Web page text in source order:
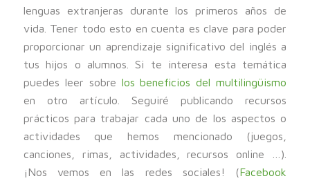
lenguas extranjeras durante los primeros años de
vida. Tener todo esto en cuenta es clave para poder
proporcionar un aprendizaje significativo del inglés a
tus hijos o alumnos. Si te interesa esta temática
puedes leer sobre los beneficios del multilingüismo
en otro artículo. Seguiré publicando recursos
prácticos para trabajar cada uno de los aspectos o
actividades que hemos mencionado (juegos,
canciones, rimas, actividades, recursos online …).
¡Nos vemos en las redes sociales! (Facebook